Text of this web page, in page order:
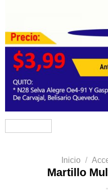
Inicio /
Martillo